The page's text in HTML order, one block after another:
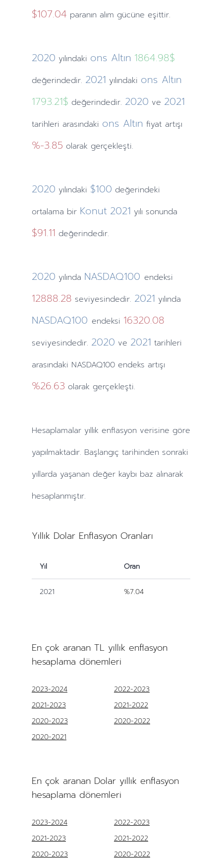
$107.04 paranın alım gücüne eşittir.
2020 yılındaki ons Altın 1864.98$
değerindedir. 2021 yılındaki ons Altın
1793.21$ değerindedir. 2020 ve 2021
tarihleri arasındaki ons Altın fiyat artışı
%-3.85 olarak gerçekleşti.
2020 yılındaki $100 değerindeki
ortalama bir Konut 2021 yılı sonunda
$91.11 değerindedir.
2020 yılında NASDAQ100 endeksi
12888.28 seviyesindedir. 2021 yılında
NASDAQ100 endeksi 16320.08
seviyesindedir. 2020 ve 2021 tarihleri
arasındaki NASDAQ100 endeks artışı
%26.63 olarak gerçekleşti.
Hesaplamalar yıllık enflasyon verisine göre
yapılmaktadır. Başlangıç tarihinden sonraki
yıllarda yaşanan değer kaybı baz alınarak
hesaplanmıştır.
Yıllık Dolar Enflasyon Oranları
Yıl Oran
2021 %7.04
En çok aranan TL yıllık enflasyon
hesaplama dönemleri
2023-2024
2022-2023
2021-2023
2021-2022
2020-2023
2020-2022
2020-2021
En çok aranan Dolar yıllık enflasyon
hesaplama dönemleri
2023-2024
2022-2023
2021-2023
2021-2022
2020-2023
2020-2022